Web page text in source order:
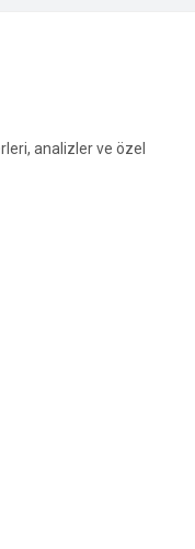
analizler ve özel